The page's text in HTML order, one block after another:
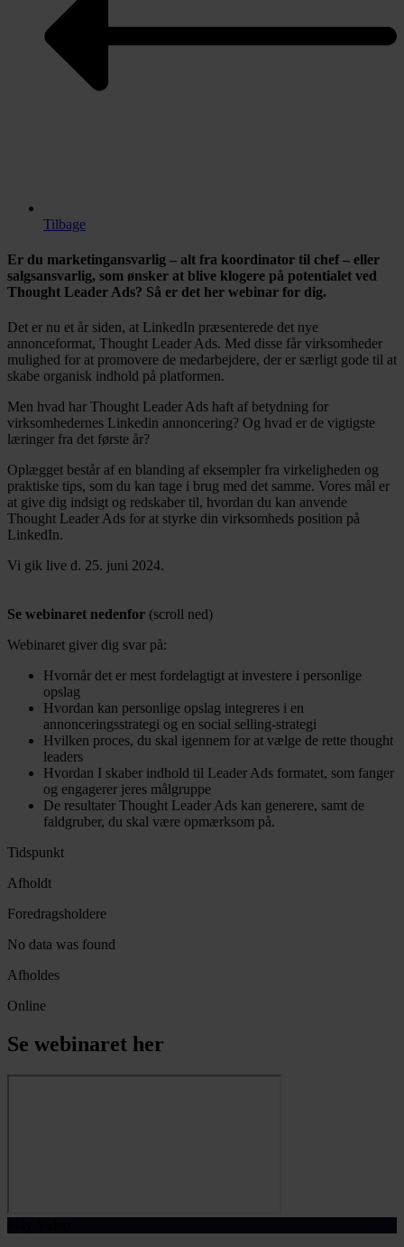
Tilbage
Er du marketingansvarlig – alt fra koordinator til chef – eller
salgsansvarlig, som ønsker at blive klogere på potentialet ved
Thought Leader Ads? Så er det her webinar for dig.
Det er nu et år siden, at LinkedIn præsenterede det nye
annonceformat, Thought Leader Ads. Med disse får virksomheder
mulighed for at promovere de medarbejdere, der er særligt gode til at
skabe organisk indhold på platformen.
Men hvad har Thought Leader Ads haft af betydning for
virksomhedernes Linkedin annoncering? Og hvad er de vigtigste
læringer fra det første år?
Oplægget består af en blanding af eksempler fra virkeligheden og
praktiske tips, som du kan tage i brug med det samme. Vores mål er
at give dig indsigt og redskaber til, hvordan du kan anvende
Thought Leader Ads for at styrke din virksomheds position på
LinkedIn.
Vi gik live d. 25. juni 2024.
Se webinaret nedenfor (scroll ned)
Webinaret giver dig svar på:
Hvornår det er mest fordelagtigt at investere i personlige
opslag
Hvordan kan personlige opslag integreres i en
annonceringsstrategi og en social selling-strategi
Hvilken proces, du skal igennem for at vælge de rette thought
leaders
Hvordan I skaber indhold til Leader Ads formatet, som fanger
og engagerer jeres målgruppe
De resultater Thought Leader Ads kan generere, samt de
faldgruber, du skal være opmærksom på.
Tidspunkt
Afholdt
Foredragsholdere
No data was found
Afholdes
Online
Se webinaret her